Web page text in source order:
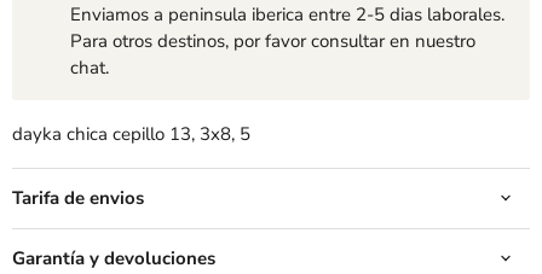
Enviamos a peninsula iberica entre 2-5 dias laborales.
Para otros destinos, por favor consultar en nuestro
chat.
dayka chica cepillo 13, 3x8, 5
Tarifa de envios
Garantía y devoluciones